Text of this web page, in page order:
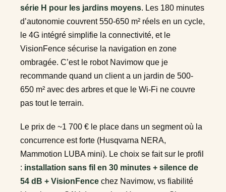
série H pour les jardins moyens. Les 180 minutes
d’autonomie couvrent 550-650 m² réels en un cycle,
le 4G intégré simplifie la connectivité, et le
VisionFence sécurise la navigation en zone
ombragée. C’est le robot Navimow que je
recommande quand un client a un jardin de 500-
650 m² avec des arbres et que le Wi-Fi ne couvre
pas tout le terrain.
Le prix de ~1 700 € le place dans un segment où la
concurrence est forte (Husqvarna NERA,
Mammotion LUBA mini). Le choix se fait sur le profil
: installation sans fil en 30 minutes + silence de
54 dB + VisionFence chez Navimow, vs fiabilité